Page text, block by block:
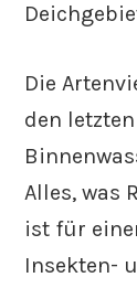
Die
den
Alles, was
ist für
Insekten-